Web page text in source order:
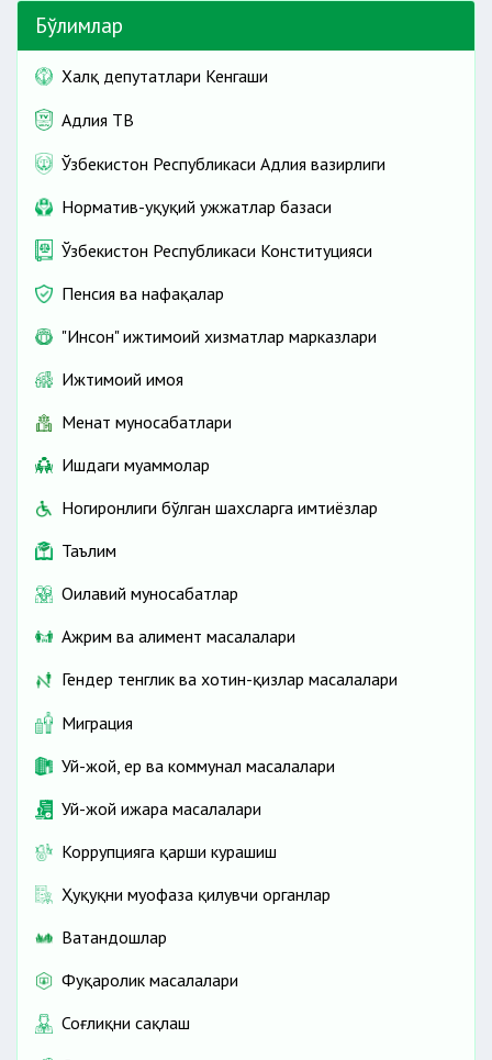
Бўлимлар
Халқ депутатлари Кенгаши
Адлия ТВ
Ўзбекистон Республикаси Адлия вазирлиги
Норматив-ҳуқуқий ҳужжатлар базаси
Ўзбекистон Республикаси Конституцияси
Пенсия ва нафақалар
"Инсон" ижтимоий хизматлар марказлари
Ижтимоий ҳимоя
Меҳнат муносабатлари
Ишдаги муаммолар
Ногиронлиги бўлган шахсларга имтиёзлар
Таълим
Оилавий муносабатлар
Ажрим ва алимент масалалари
Гендер тенглик ва хотин-қизлар масалалари
Миграция
Уй-жой, ер ва коммунал масалалари
Уй-жой ижара масалалари
Коррупцияга қарши курашиш
Ҳуқуқни муҳофаза қилувчи органлар
Ватандошлар
Фуқаролик масалалари
Соғлиқни сақлаш